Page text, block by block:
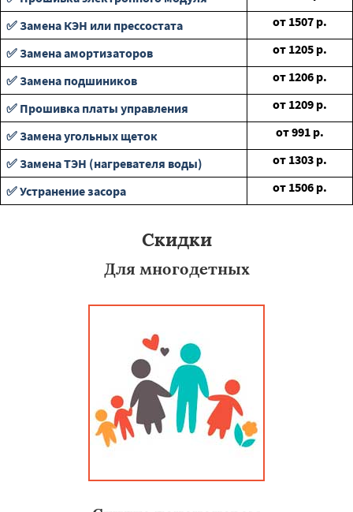
✅ Замена КЭН или прессостата
от 1507 р.
✅ Замена амортизаторов
от 1205 р.
✅ Замена подшиников
от 1206 р.
✅ Прошивка платы управления
от 1209 р.
✅ Замена угольных щеток
от991 р.
✅ Замена ТЭН (нагревателя воды)
от 1303 р.
✅ Устранение засора
от 1506 р.
Скидки
Для многодетных